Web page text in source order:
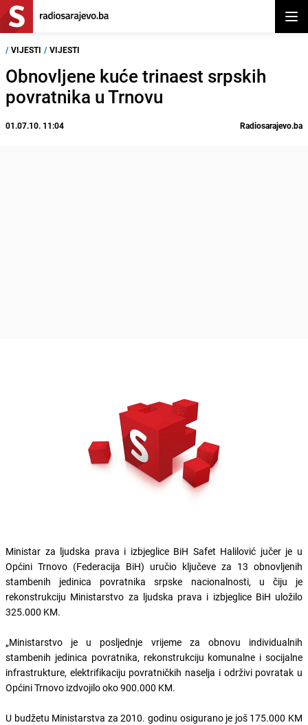
/ VIJESTI / VIJESTI
Obnovljene kuće trinaest srpskih
povratnika u Trnovu
01.07.10. 11:04 Radiosarajevo.ba
Ministar za ljudska prava i izbjeglice BiH Safet Halilović jučer je u
Općini Trnovo (Federacija BiH) uručio ključeve za 13 obnovljenih
stambenih jedinica povratnika srpske nacionalnosti, u čiju je
rekonstrukciju Ministarstvo za ljudska prava i izbjeglice BiH uložilo
325.000 KM.
„Ministarstvo je u posljednje vrijeme za obnovu individualnih
stambenih jedinica povratnika, rekonstrukciju komunalne i socijalne
infrastrukture, elektrifikaciju povratničkih naselja i održivi povratak u
Općini Trnovo izdvojilo oko 900.000 KM.
U budžetu Ministarstva za 2010. godinu osigurano je još 175.000 KM